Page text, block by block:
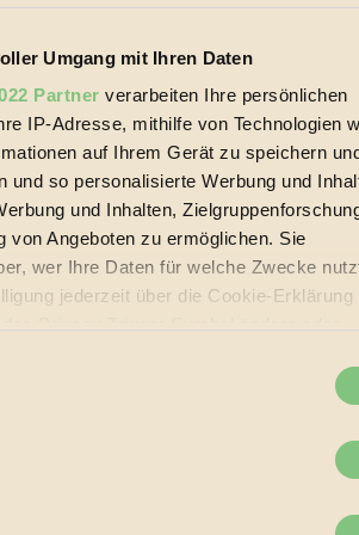
Umgang mit Ihren Daten
Partner verarbeiten Ihre persönlichen
IP-Adresse, mithilfe von Technologien
auf Ihrem Gerät zu speichern
und so personalisierte Werbung und
und Inhalten,
von Angeboten zu ermöglichen. Sie
wer Ihre Daten für welche Zwecke
jederzeit über die Cookie-Erklärung
über Ihre geografische Lage erfassen,
einige Meter genau sein können
identifizieren
Gib dir Grünzeit!